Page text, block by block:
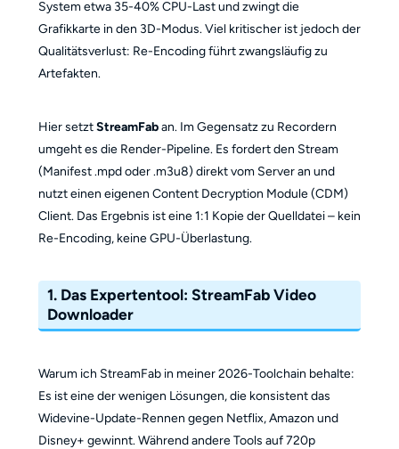
System etwa 35-40% CPU-Last und zwingt die
Grafikkarte in den 3D-Modus. Viel kritischer ist jedoch der
Qualitätsverlust: Re-Encoding führt zwangsläufig zu
Artefakten.
Hier setztStreamFaban. Im Gegensatz zu Recordern
umgeht es die Render-Pipeline. Es fordert den Stream
(Manifest .mpd oder .m3u8) direkt vom Server an und
nutzt einen eigenen Content Decryption Module (CDM)
Client. Das Ergebnis ist eine 1:1 Kopie der Quelldatei – kein
Re-Encoding, keine GPU-Überlastung.
1. Das Expertentool: StreamFab Video
Downloader
Warum ich StreamFab in meiner 2026-Toolchain behalte:
Es ist eine der wenigen Lösungen, die konsistent das
Widevine-Update-Rennen gegen Netflix, Amazon und
Disney+ gewinnt. Während andere Tools auf 720p